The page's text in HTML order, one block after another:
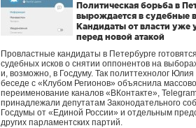
Политическая борьба в
вырождается в судебные
Кандидаты от власти уже
перед новой атакой
Провластные кандидаты в Петербурге
судебных исков о снятии оппонентов на
и, возможно, в Госдуму. Так политтехнолог
беседе с «Клубом Регионов» объяснила
переименование каналов «ВКонтакте»,
принадлежали депутатам Законодательного
Госдумы от «Единой России» и отдельным
других парламентских партий.